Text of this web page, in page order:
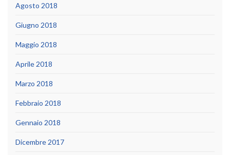
Agosto 2018
Giugno 2018
Maggio 2018
Aprile 2018
Marzo 2018
Febbraio 2018
Gennaio 2018
Dicembre 2017